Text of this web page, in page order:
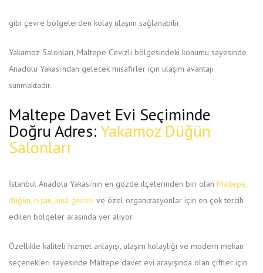
gibi çevre bölgelerden kolay ulaşım sağlanabilir.
Yakamoz Salonları, Maltepe Cevizli bölgesindeki konumu sayesinde
Anadolu Yakası’ndan gelecek misafirler için ulaşım avantajı
sunmaktadır.
Maltepe Davet Evi Seçiminde
Doğru Adres:Yakamoz Düğün
Salonları
İstanbul Anadolu Yakası’nın en gözde ilçelerinden biri olan Maltepe,
düğün, nişan, kına gecesi ve özel organizasyonlar için en çok tercih
edilen bölgeler arasında yer alıyor.
Özellikle kaliteli hizmet anlayışı, ulaşım kolaylığı ve modern mekan
seçenekleri sayesinde Maltepe davet evi arayışında olan çiftler için